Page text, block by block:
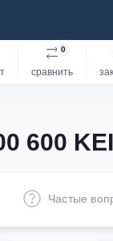
сравнить
0
600
Частые